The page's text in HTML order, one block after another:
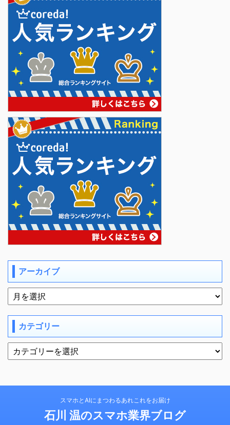
アーカイブ
カテゴリー
スマホとAIにまつわるあれこれをお届け
石川 温のスマホ業界ブログ